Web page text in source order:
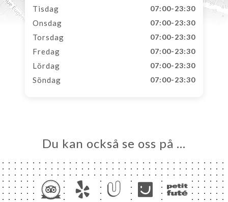
Tisdag 07:00-23:30
Onsdag 07:00-23:30
Torsdag 07:00-23:30
Fredag 07:00-23:30
Lördag 07:00-23:30
Söndag 07:00-23:30
Du kan också se oss på …